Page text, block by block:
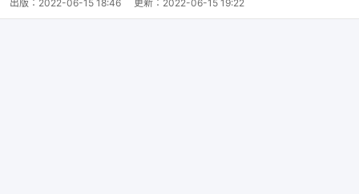
出版： 2022-06-15 18:46 更新： 2022-06-15 19:22